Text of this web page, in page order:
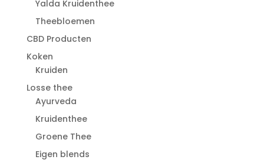
Yalda Kruidenthee
Theebloemen
CBD Producten
Koken
Kruiden
Losse thee
Ayurveda
Kruidenthee
Groene Thee
Eigen blends